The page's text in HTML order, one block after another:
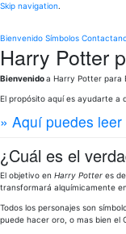
Skip navigation.
Bienvenido Símbolos
Harry Potter
Bienvenidoa Harry Potter para
El propósito aquí es ayudarte a
» Aquí puedes
¿Cuál es el
El objetivo en Harry Potter es
transformará alquímicamente
Todos los personajes son
puede hacer oro, o mas bien el